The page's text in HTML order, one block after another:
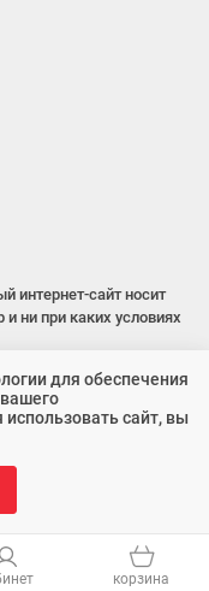
интернет-сайт носит
ни при каких условиях
корзина
для обеспечения
сайт, вы